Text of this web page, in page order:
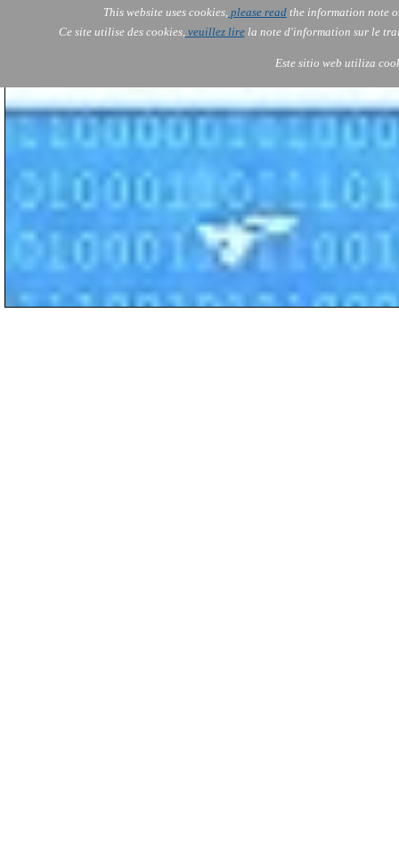
This website uses cookies, please read the information note
Ce site utilise des cookies,veuillez lirela note d'information sur le
Este sitio web utiliza
AOLONE Services